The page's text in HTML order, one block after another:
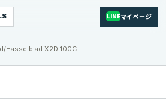
LINEマイページ
/Hasselblad X2D 100C